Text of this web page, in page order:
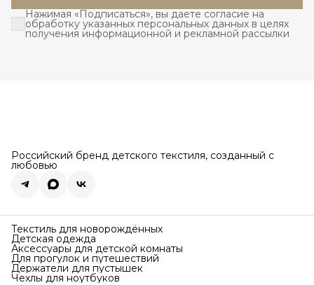
Нажимая «Подписаться», вы даете согласие на
обработку указанных персональных данных в целях
получения информационной и рекламной рассылки
Российский бренд детского текстиля, созданный с
любовью
Текстиль для новорождённых
Детская одежда
Аксессуары для детской комнаты
Для прогулок и путешествий
Держатели для пустышек
Чехлы для ноутбуков